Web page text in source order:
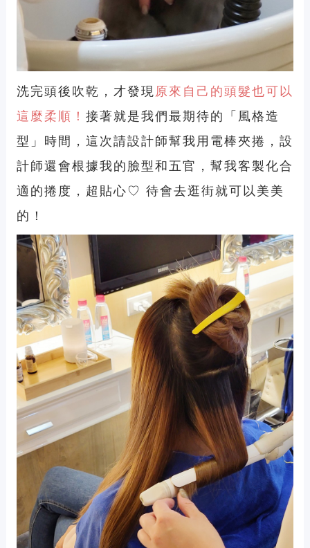
洗完頭後吹乾，才發現原來自己的頭髮也可以
這麼柔順！ 接著就是我們最期待的「風格造
型」時間，這次請設計師幫我用電棒夾捲，設
計師還會根據我的臉型和五官，幫我客製化合
適的捲度，超貼心♡ 待會去逛街就可以美美
的！